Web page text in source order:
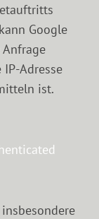
Google
Adresse
ist.